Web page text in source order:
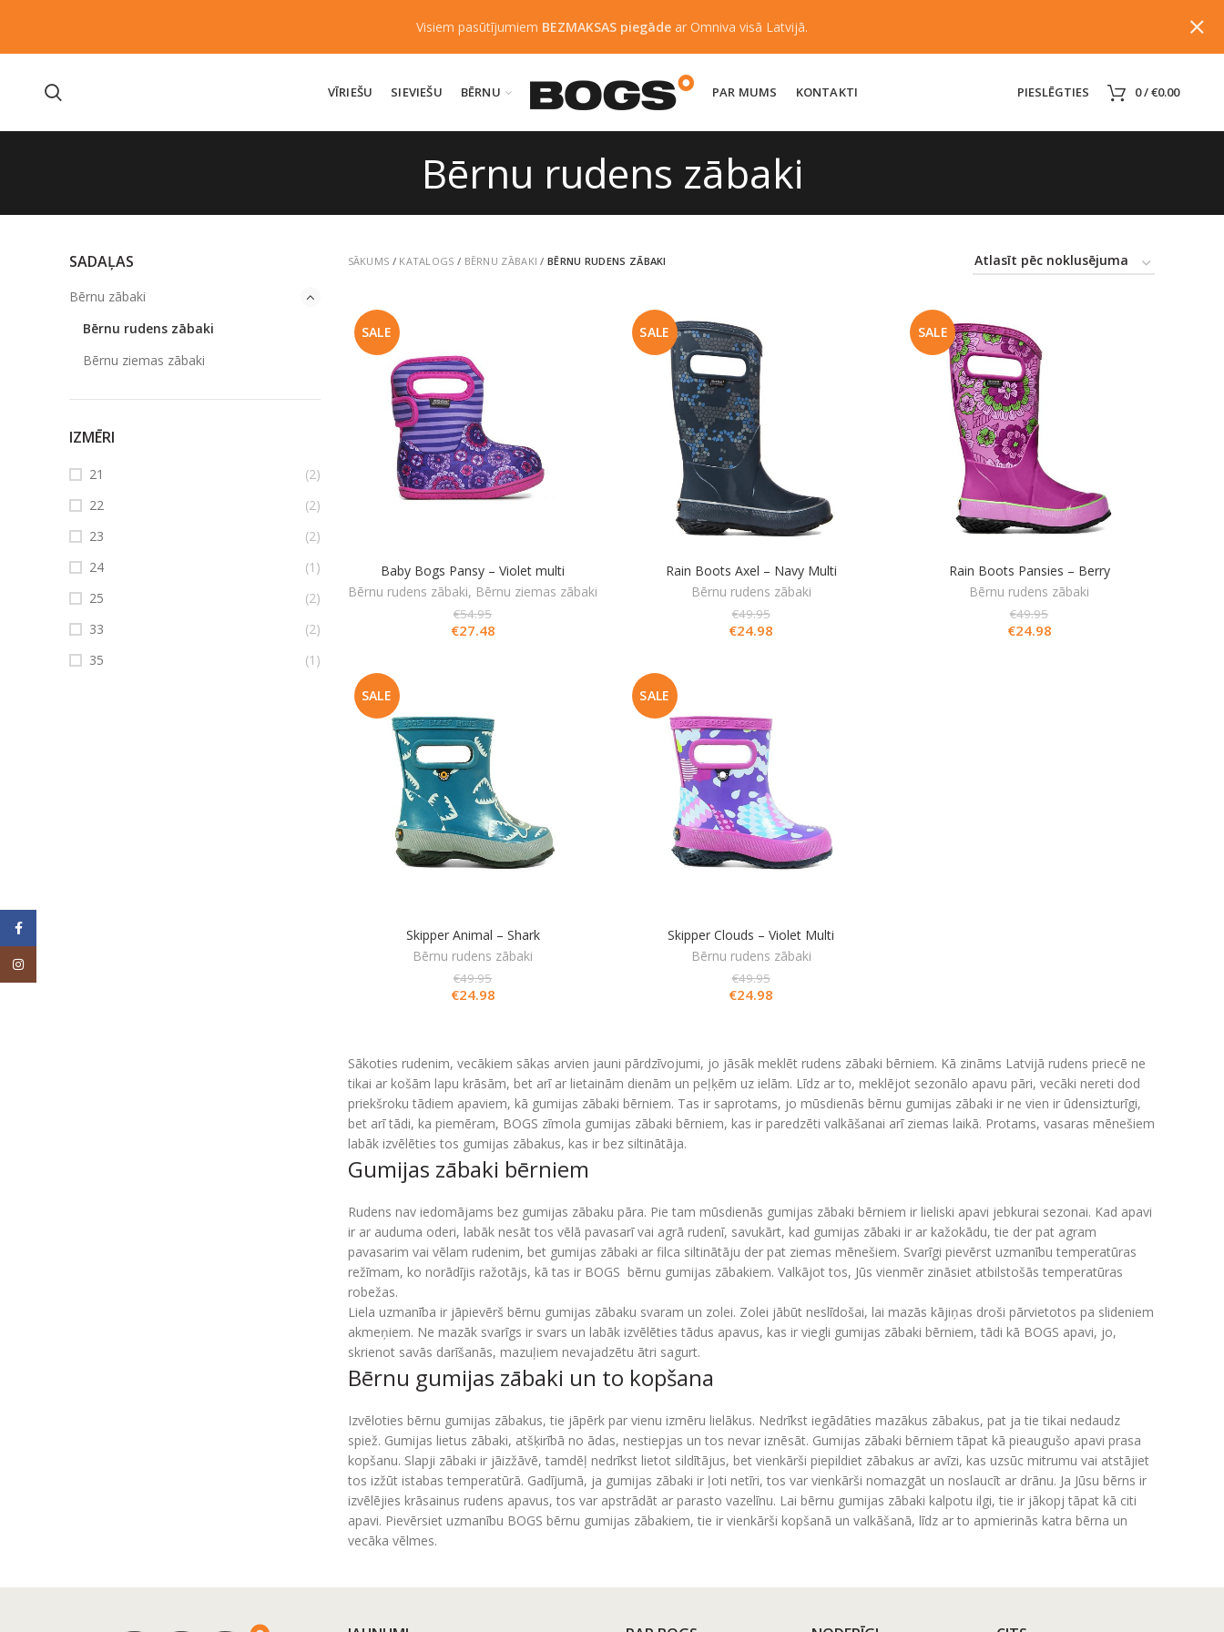
VĪRIEŠU SIEVIEŠU BĒRNU PAR MUMS KONTAKTI PIESLĒGTIES 0/€0.00
Bērnu rudens zābaki
SADAĻAS
Bērnu zābaki
Bērnu rudens zābaki
Bērnu ziemas zābaki
IZMĒRI
21
(2)
22
(2)
23
(2)
24
(1)
25
(2)
33
(2)
35
(1)
SĀKUMS / KATALOGS / BĒRNU ZĀBAKI /BĒRNU RUDENS ZĀBAKI
SALE
Baby Bogs Pansy – Violet multi
Bērnu rudens zābaki, Bērnu ziemas zābaki
€54.95
€27.48
SALE
Rain Boots Axel – Navy Multi
Bērnu rudens zābaki
€49.95
€24.98
SALE
Rain Boots Pansies – Berry
Bērnu rudens zābaki
€49.95
€24.98
SALE
Skipper Animal – Shark
Bērnu rudens zābaki
€49.95
€24.98
SALE
Skipper Clouds – Violet Multi
Bērnu rudens zābaki
€49.95
€24.98
Sākoties rudenim, vecākiem sākas arvien jauni pārdzīvojumi, jo jāsāk meklēt rudens zābaki bērniem. Kā zināms Latvijā rudens priecē ne
tikai ar košām lapu krāsām, bet arī ar lietainām dienām un peļķēm uz ielām. Līdz ar to, meklējot sezonālo apavu pāri, vecāki nereti dod
priekšroku tādiem apaviem, kā gumijas zābaki bērniem. Tas ir saprotams, jo mūsdienās bērnu gumijas zābaki ir ne vien ir ūdensizturīgi,
bet arī tādi, ka piemēram, BOGS zīmola gumijas zābaki bērniem, kas ir paredzēti valkāšanai arī ziemas laikā. Protams, vasaras mēnešiem
labāk izvēlēties tos gumijas zābakus, kas ir bez siltinātāja.
Gumijas zābaki bērniem
Rudens nav iedomājams bez gumijas zābaku pāra. Pie tam mūsdienās gumijas zābaki bērniem ir lieliski apavi jebkurai sezonai. Kad apavi
ir ar auduma oderi, labāk nesāt tos vēlā pavasarī vai agrā rudenī, savukārt, kad gumijas zābaki ir ar kažokādu, tie der pat agram
pavasarim vai vēlam rudenim, bet gumijas zābaki ar filca siltinātāju der pat ziemas mēnešiem. Svarīgi pievērst uzmanību temperatūras
režīmam, ko norādījis ražotājs, kā tas ir BOGS bērnu gumijas zābakiem. Valkājot tos, Jūs vienmēr zināsiet atbilstošās temperatūras
robežas.
Liela uzmanība ir jāpievērš bērnu gumijas zābaku svaram un zolei. Zolei jābūt neslīdošai, lai mazās kājiņas droši pārvietotos pa slideniem
akmeņiem. Ne mazāk svarīgs ir svars un labāk izvēlēties tādus apavus, kas ir viegli gumijas zābaki bērniem, tādi kā BOGS apavi, jo,
skrienot savās darīšanās, mazuļiem nevajadzētu ātri sagurt.
Bērnu gumijas zābaki un to kopšana
Izvēloties bērnu gumijas zābakus, tie jāpērk par vienu izmēru lielākus. Nedrīkst iegādāties mazākus zābakus, pat ja tie tikai nedaudz
spiež. Gumijas lietus zābaki, atšķirībā no ādas, nestiepjas un tos nevar iznēsāt. Gumijas zābaki bērniem tāpat kā pieaugušo apavi prasa
kopšanu. Slapji zābaki ir jāizžāvē, tamdēļ nedrīkst lietot sildītājus, bet vienkārši piepildiet zābakus ar avīzi, kas uzsūc mitrumu vai atstājiet
tos izžūt istabas temperatūrā. Gadījumā, ja gumijas zābaki ir ļoti netīri, tos var vienkārši nomazgāt un noslaucīt ar drānu. Ja Jūsu bērns ir
izvēlējies krāsainus rudens apavus, tos var apstrādāt ar parasto vazelīnu. Lai bērnu gumijas zābaki kalpotu ilgi, tie ir jākopj tāpat kā citi
apavi. Pievērsiet uzmanību BOGS bērnu gumijas zābakiem, tie ir vienkārši kopšanā un valkāšanā, līdz ar to apmierinās katra bērna un
vecāka vēlmes.
Visiem pasūtījumiem BEZMAKSAS piegāde ar Omniva visā Latvijā.